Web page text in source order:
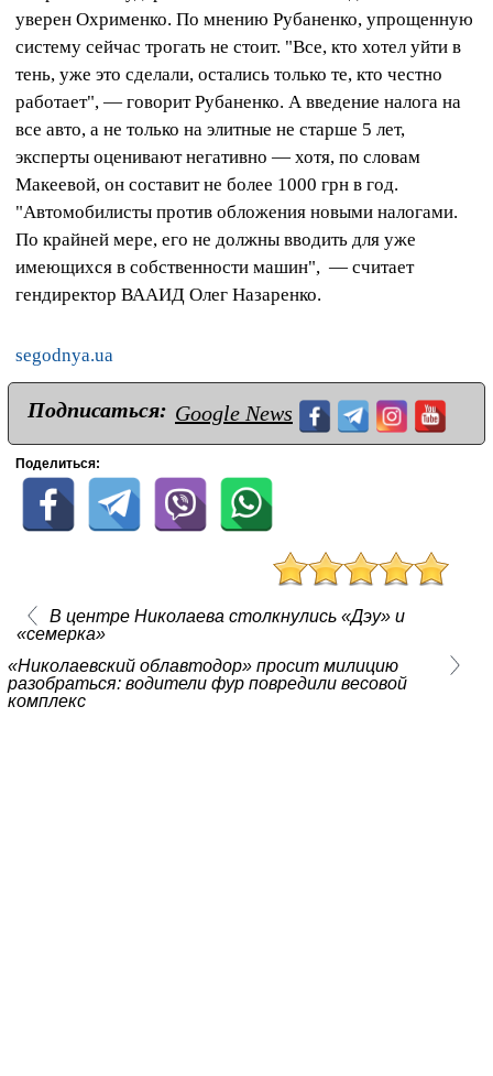
уверен Охрименко. По мнению Рубаненко, упрощенную
систему сейчас трогать не стоит. "Все, кто хотел уйти в
тень, уже это сделали, остались только те, кто честно
работает", — говорит Рубаненко. А введение налога на
все авто, а не только на элитные не старше 5 лет,
эксперты оценивают негативно — хотя, по словам
Макеевой, он составит не более 1000 грн в год.
"Автомобилисты против обложения новыми налогами.
По крайней мере, его не должны вводить для уже
имеющихся в собственности машин", — считает
гендиректор ВААИД Олег Назаренко.
segodnya.ua
Подписаться: Google News
Поделиться:
В центре Николаева столкнулись «Дэу» и
«семерка»
«Николаевский облавтодор» просит милицию
разобраться: водители фур повредили весовой
комплекс